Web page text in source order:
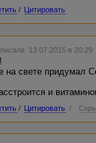
/ Цитировать
13.07.2015 в
на свете придумал
и
/ Цитировать /